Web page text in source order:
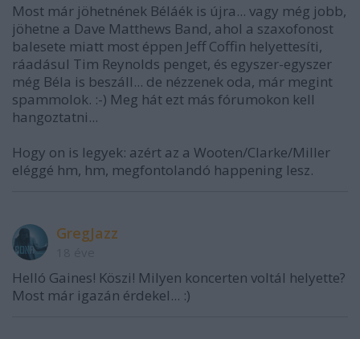
Most már jöhetnének Béláék is újra... vagy még jobb,
jöhetne a Dave Matthews Band, ahol a szaxofonost
balesete miatt most éppen Jeff Coffin helyettesíti,
ráadásul Tim Reynolds penget, és egyszer-egyszer
még Béla is beszáll... de nézzenek oda, már megint
spammolok. :-) Meg hát ezt más fórumokon kell
hangoztatni...
Hogy on is legyek: azért az a Wooten/Clarke/Miller
eléggé hm, hm, megfontolandó happening lesz.
GregJazz
Helló Gaines! Köszi! Milyen koncerten voltál helyette?
Most már igazán érdekel... :)